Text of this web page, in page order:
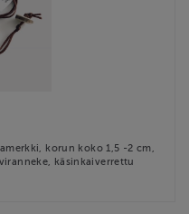
korun koko 1,5 -2 cm,
käsinkaiverrettu